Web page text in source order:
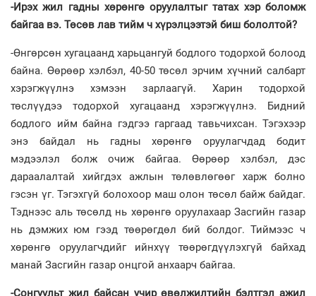
-Ирэх жил гадны хөрөнгө оруулалтыг татах хэр боломж
байгаа вэ. Төсөв лав тийм ч хүрэлцээтэй биш бололтой?
-Өнгөрсөн хугацаанд харьцангуй бодлого тодорхой болоод
байна. Өөрөөр хэлбэл, 40-50 төсөл эрчим хүчний салбарт
хэрэгжүүлнэ хэмээн зарлаагүй. Харин тодорхой
төслүүдээ тодорхой хугацаанд хэрэгжүүлнэ. Бидний
бодлого ийм байна гэдгээ гаргаад тавьчихсан. Тэгэхээр
энэ байдал нь гадны хөрөнгө оруулагчдад бодит
мэдээлэл болж очиж байгаа. Өөрөөр хэлбэл, дэс
дараалалтай хийгдэх ажлын төлөвлөгөөг харж болно
гэсэн үг. Тэгэхгүй болохоор маш олон төсөл байж байдаг.
Тэднээс аль төсөлд нь хөрөнгө оруулахаар Засгийн газар
нь дэмжих юм гээд төөрөгдөл бий болдог. Тиймээс ч
хөрөнгө оруулагчдийг ийнхүү төөрөгдүүлэхгүй байхад
манай Засгийн газар онцгой анхаарч байгаа.
-Сонгуульт жил байсан учир өвөлжилтийн бэлтгэл ажил